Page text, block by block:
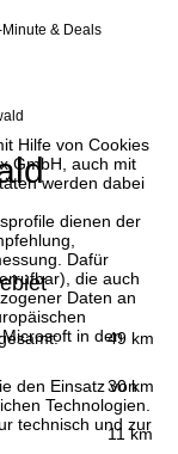
Hilfe von Cookies
GmbH, auch mit
werden dabei
dienen der
Dafür
die auch
Daten an
in den
den Einsatz von
Technologien.
technisch und zur
Minute & Deals
49 km
30 km
11 km